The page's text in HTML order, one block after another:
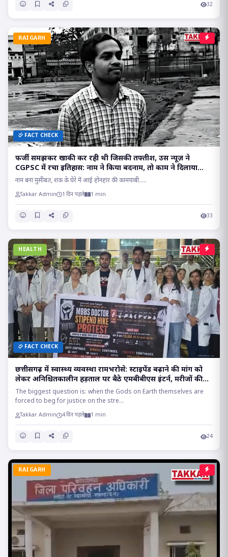
32
RAIGARH
FACT CHECK
फर्जी समझकर खाकी कर रही थी जिसकी तफ्तीश, उस न्यूज़ ने
CGPSC में रचा इतिहास: नाम ने किया बदनाम, तो काम ने दिलाया
मुकाम!!
नाम बना मुसीबत, शक के घेरे में आई होनहार की कामयाबी.....
Takkar Admin 1 दिन पहले 1 min
33
HEALTH
FACT CHECK
छत्तीसगढ़ में स्वास्थ्य व्यवस्था रामभरोसे: स्टाइपेंड बढ़ाने की मांग को
लेकर अनिश्चितकालीन हड़ताल पर बैठे एमबीबीएस इंटर्न, मरीजों की
सांसों पर संकट!!
The biggest question is: when the Gods on Earth themselves are
forced to beg for justice on the stre...
Takkar Admin 4 दिन पहले 1 min
24
RAIGARH